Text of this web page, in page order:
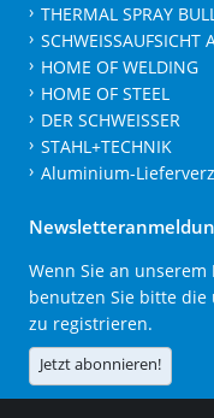
THERMAL SPRAY
SCHWEISSAUFSICHT
HOME OF WELDING
HOME OF STEEL
DER SCHWEISSER
STAHL+TECHNIK
Aluminium-
Wenn Sie an unserem
benutzen Sie bitte die
zu registrieren.
Jetzt abonnieren!